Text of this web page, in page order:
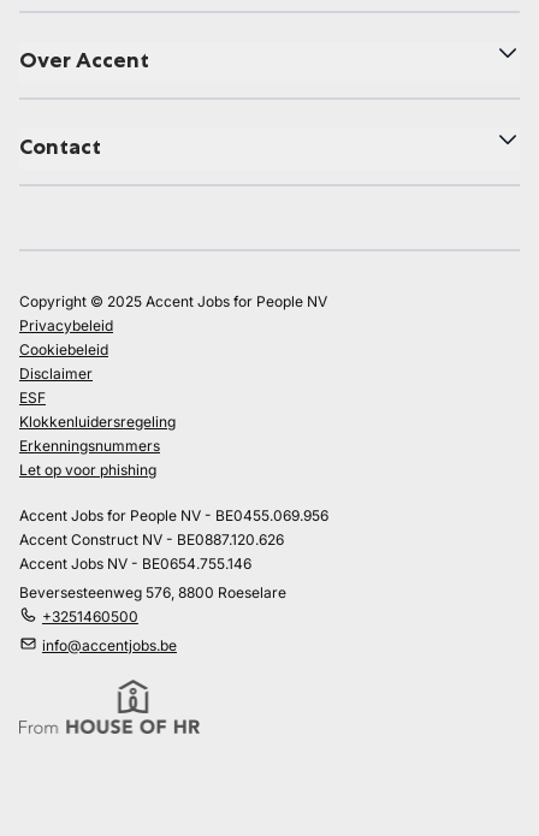
Over Accent
Contact
Copyright © 2025 Accent Jobs for People NV
Privacybeleid
Cookiebeleid
Disclaimer
ESF
Klokkenluidersregeling
Erkenningsnummers
Let op voor phishing
Accent Jobs for People NV - BE0455.069.956
Accent Construct NV - BE0887.120.626
Accent Jobs NV - BE0654.755.146
Beversesteenweg 576, 8800 Roeselare
+3251460500
info@accentjobs.be